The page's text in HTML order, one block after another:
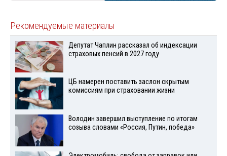
Рекомендуемые материалы
Депутат Чаплин рассказал об индексации
страховых пенсий в 2027 году
ЦБ намерен поставить заслон скрытым
комиссиям при страховании жизни
Володин завершил выступление по итогам
созыва словами «Россия, Путин, победа»